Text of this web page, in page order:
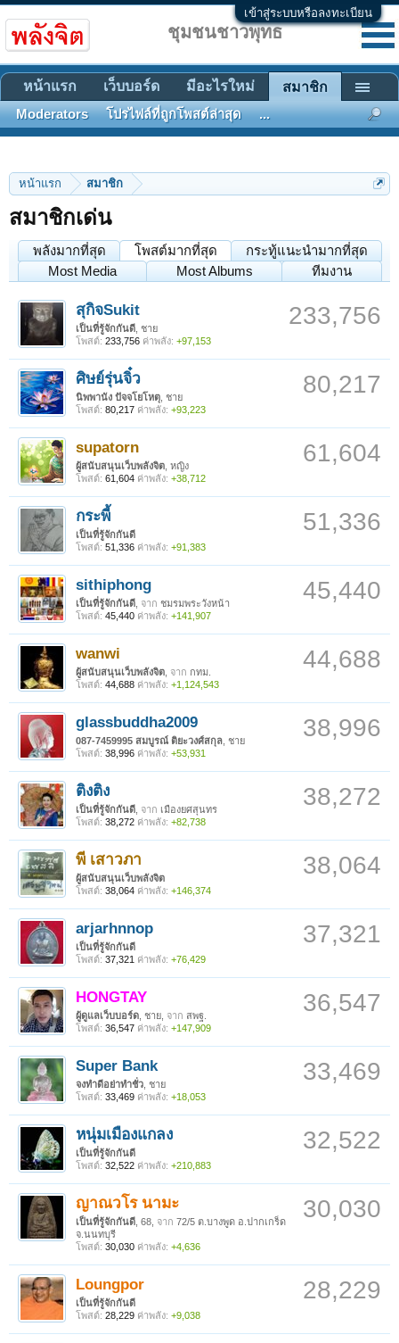
เข้าสู่ระบบหรือลงทะเบียน
หน้าแรก สมาชิก
สมาชิกเด่น
พลังมากที่สุด โพสต์มากที่สุด
กระทู้แนะนำมากที่สุด
Most Media
Most Albums ทีมงาน
233,756
สุกิจSukit
เป็นที่รู้จักกันดี , ชาย
โพสต์: 233,756 ค่าพลัง: +97,153
80,217
ศิษย์รุ่นจิ๋ว
นิพพานัง ปัจจโยโหตุ , ชาย
โพสต์: 80,217 ค่าพลัง: +93,223
61,604
supatorn
ผู้สนับสนุนเว็บพลังจิต , หญิง
โพสต์: 61,604 ค่าพลัง: +38,712
51,336
กระพี้
เป็นที่รู้จักกันดี
โพสต์: 51,336 ค่าพลัง: +91,383
45,440
sithiphong
เป็นที่รู้จักกันดี จาก ชมรมพระวังหน้า
โพสต์: 45,440 ค่าพลัง: +141,907
44,688
wanwi
ผู้สนับสนุนเว็บพลังจิต จาก กทม.
โพสต์: 44,688 ค่าพลัง: +1,124,543
38,996
glassbuddha2009
087-7459995 สมบูรณ์ ติยะวงศ์สกุล , ชาย
โพสต์: 38,996 ค่าพลัง: +53,931
38,272
ติงติง
เป็นที่รู้จักกันดี จาก เมืองยศสุนทร
โพสต์: 38,272 ค่าพลัง: +82,738
38,064
พี เสาวภา
ผู้สนับสนุนเว็บพลังจิต
โพสต์: 38,064 ค่าพลัง: +146,374
37,321
arjarhnnop
เป็นที่รู้จักกันดี
โพสต์: 37,321 ค่าพลัง: +76,429
36,547
HONGTAY
ผู้ดูแลเว็บบอร์ด , ชาย, จาก สพฐ.
โพสต์: 36,547 ค่าพลัง: +147,909
33,469
Super Bank
จงทำดีอย่าทำชั่ว , ชาย
โพสต์: 33,469 ค่าพลัง: +18,053
32,522
หนุ่มเมืองแกลง
เป็นที่รู้จักกันดี
โพสต์: 32,522 ค่าพลัง: +210,883
30,030
ญาณวโร นามะ
เป็นที่รู้จักกันดี , 68, จาก 72/5 ต.บางพูด อ.ปากเกร็ด
จ.นนทบุรี
โพสต์: 30,030 ค่าพลัง: +4,636
28,229
Loungpor
เป็นที่รู้จักกันดี
โพสต์: 28,229 ค่าพลัง: +9,038
ชุมชนชาวพุทธ
หน้าแรก เว็บบอร์ด มีอะไรใหม่ สมาชิก
Moderators โปรไฟล์ที่ถูกโพสต์ล่าสุด ...